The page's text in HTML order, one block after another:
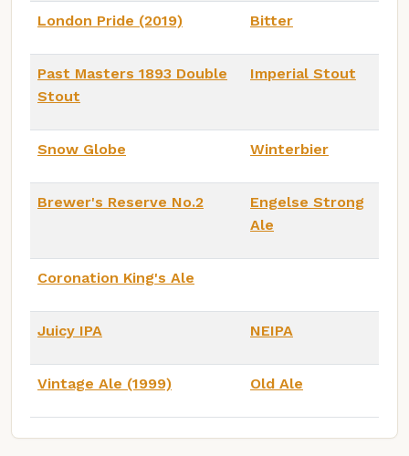
London Pride (2019) Bitter
Past Masters 1893 Double
Stout
Imperial Stout
Snow Globe Winterbier
Brewer's Reserve No.2
Engelse Strong
Ale
Coronation King's Ale
Juicy IPA NEIPA
Vintage Ale (1999) Old Ale